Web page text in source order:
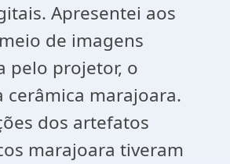
Apresentei aos
de imagens
pelo projetor, o
cerâmica marajoara.
dos artefatos
marajoara tiveram